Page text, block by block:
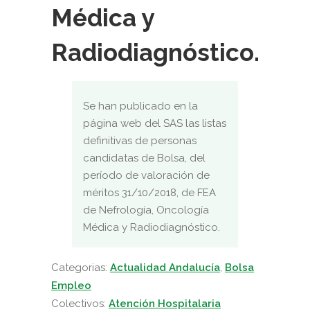
Médica y
Radiodiagnóstico.
Se han publicado en la
página web del SAS las listas
definitivas de personas
candidatas de Bolsa, del
período de valoración de
méritos 31/10/2018, de FEA
de Nefrología, Oncología
Médica y Radiodiagnóstico.
Categorias: Actualidad Andalucía Bolsa
Empleo
Colectivos: Atención Hospitalaria